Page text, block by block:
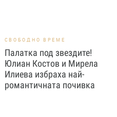
СВОБОДНО ВРЕМЕ
Палатка под звездите!
Юлиан Костов и Мирела
Илиева избраха най-
романтичната почивка